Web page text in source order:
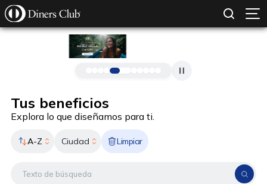
Pasar al contenido principal
Tus beneficios
Explora lo que diseñamos para ti.
A-Z Ciudad Limpiar